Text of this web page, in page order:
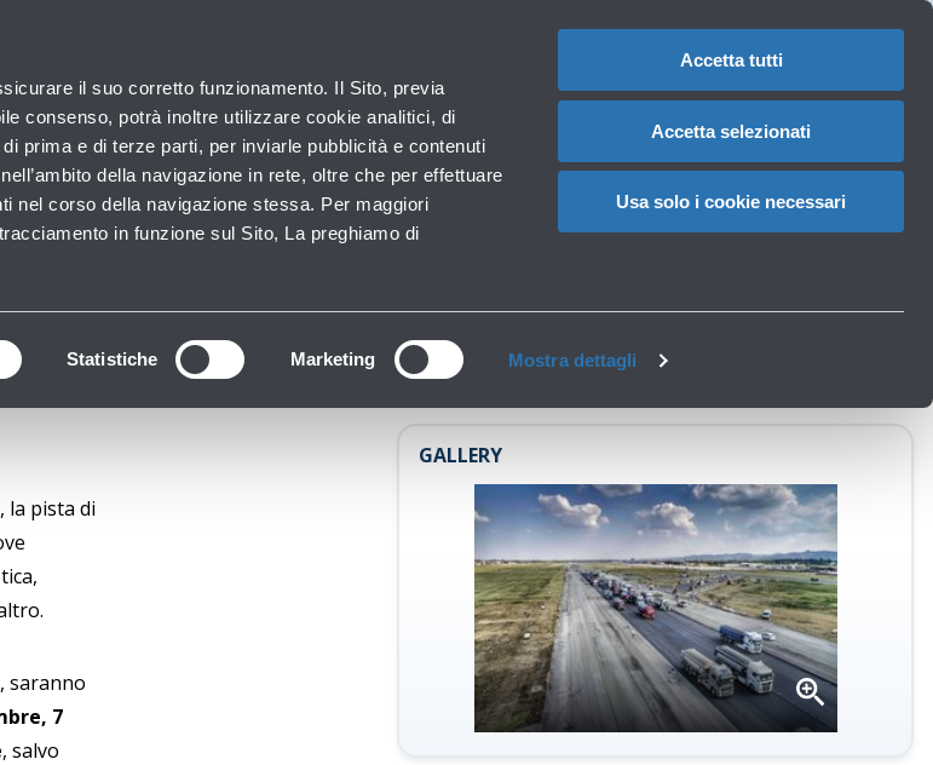
il suo corretto funzionamento. Il Sito, previa
consenso, potrà inoltre utilizzare cookie analitici, di
prima e di terze parti, per inviarle pubblicità e contenuti
della navigazione in rete, oltre che per effettuare
nel corso della navigazione stessa. Per maggiori
in funzione sul Sito, La preghiamo di
Statistiche Marketing Mostra dettagli
Accetta tutti
Accetta selezionati
Usa solo i cookie necessari
CAMBIA
Business Sala stampa Operatori aeroportuali Carrello
DELLA PISTA DI VOLO
la pista di
saranno
7
, salvo
GALLERY
Apri
la
gallery